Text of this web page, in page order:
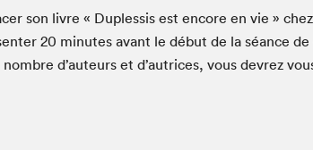
Le Salon dans ta classe
Liseur Public
Matinées scolaires Hydro-Québec
son livre « Dup­lessis est encore en vie » chez
20 min­utes avant le début de la séance de
d’auteurs et d’autrices, vous devrez